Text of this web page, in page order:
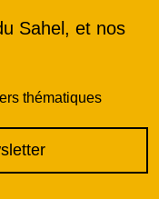
Sahel, et nos
thématiques